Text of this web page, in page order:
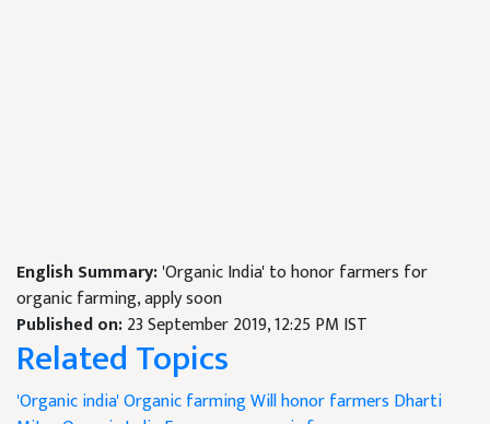
English Summary:'Organic India' to honor farmers for
organic farming, apply soon
Published on:23 September 2019, 12:25 PM IST
Related Topics
'Organic india'Organic farmingWill honor farmers Dharti